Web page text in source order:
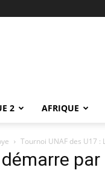
2 AFRIQUE
Tournoi UNAF des U17
par